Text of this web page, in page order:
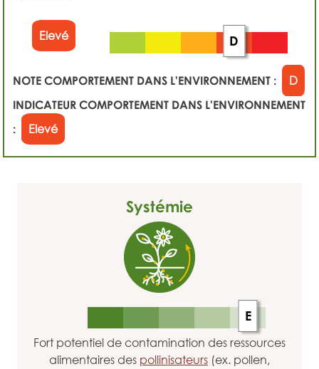
Elevé D
NOTE COMPORTEMENT DANS L'ENVIRONNEMENT :
D
INDICATEUR COMPORTEMENT DANS L'ENVIRONNEMENT
:
Elevé
Systémie
E
Fort potentiel de contamination des ressources
alimentaires des pollinisateurs (ex. pollen,